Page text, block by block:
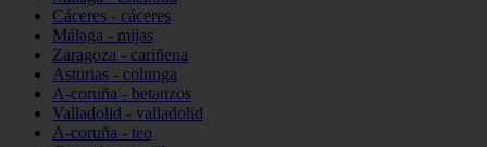
Cáceres - cáceres
Málaga - mijas
Zaragoza - cariñena
Asturias - colunga
A-coruña - betanzos
Valladolid - valladolid
A-coruña - teo